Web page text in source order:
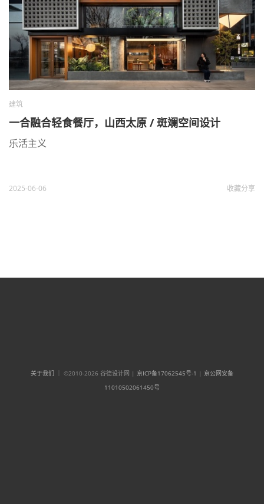
建筑
一合融合轻食餐厅，山西太原 / 斑斓空间设计
乐活主义
2025-06-06 收藏分享
关于我们 ｜ ©2010-2026 谷德设计网 | 京ICP备17062545号-1 | 京公网安备
11010502061450号